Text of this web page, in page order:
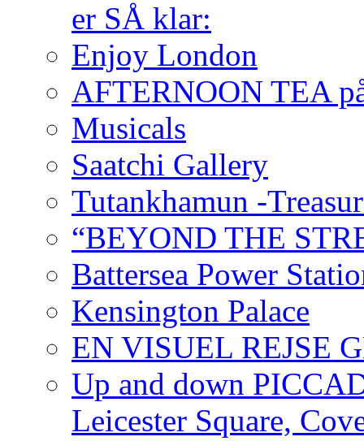
er SÅ klar:
Enjoy London
AFTERNOON TEA
Musicals
Saatchi Gallery
Tutankhamun -
“BEYOND THE
Battersea Power
Kensington Palace
EN VISUEL REJSE
Up and down
Leicester Square,